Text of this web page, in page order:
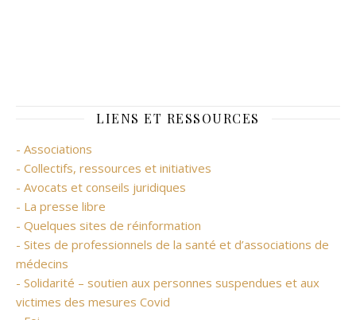
LIENS ET RESSOURCES
- Associations
- Collectifs, ressources et initiatives
- Avocats et conseils juridiques
- La presse libre
- Quelques sites de réinformation
- Sites de professionnels de la santé et d’associations de
médecins
- Solidarité – soutien aux personnes suspendues et aux
victimes des mesures Covid